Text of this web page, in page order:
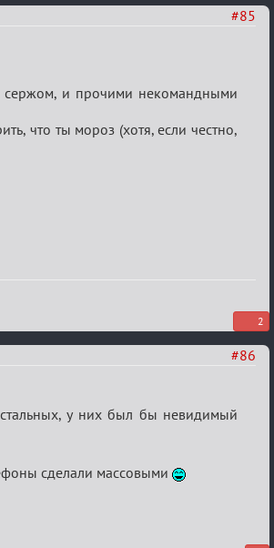
#85
и прочими некомандными
что ты мороз (хотя, если честно,
2
#86
у них был бы невидимый
сделали массовыми